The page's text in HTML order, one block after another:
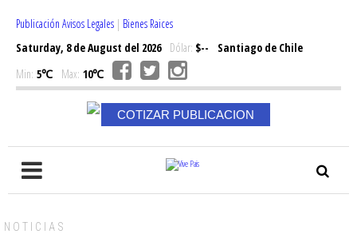
Publicación Avisos Legales | Bienes Raices
Saturday, 8 de August del 2026Dólar: $--
Santiago de Chile
Min: 5℃ Max: 10℃
COTIZAR PUBLICACION
NOTICIAS